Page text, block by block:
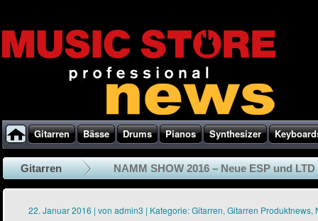
Gitarren Bässe Drums Pianos Synthesizer
Gitarren NAMM SHOW 2016 – Neue ESP und
22. Januar 2016 | von admin3 | Kategorie:Gitarren, Gitarren Produktnews,